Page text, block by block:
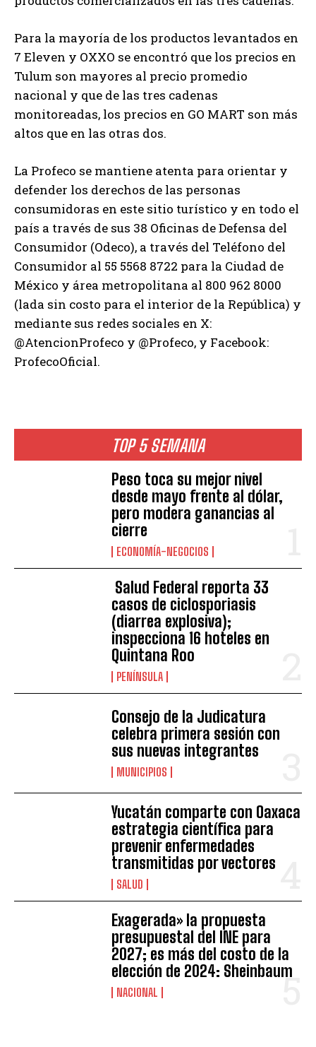
TOP 5 SEMANA
Peso toca su mejor nivel
desde mayo frente al dólar,
pero modera ganancias al
cierre
ECONOMÍA-NEGOCIOS
Salud Federal reporta 33
casos de ciclosporiasis
(diarrea explosiva);
inspecciona 16 hoteles en
Quintana Roo
PENÍNSULA
Consejo de la Judicatura
celebra primera sesión con
sus nuevas integrantes
MUNICIPIOS
Yucatán comparte con Oaxaca
estrategia científica para
prevenir enfermedades
transmitidas por vectores
SALUD
Exagerada» la propuesta
presupuestal del INE para
2027; es más del costo de la
elección de 2024: Sheinbaum
NACIONAL
Para la mayoría de los productos levantados en
7 Eleven y OXXO se encontró que los precios en
Tulum son mayores al precio promedio
nacional y que de las tres cadenas
monitoreadas, los precios en GO MART son más
altos que en las otras dos.
La Profeco se mantiene atenta para orientar y
defender los derechos de las personas
consumidoras en este sitio turístico y en todo el
país a través de sus 38 Oficinas de Defensa del
Consumidor (Odeco), a través del Teléfono del
Consumidor al 55 5568 8722 para la Ciudad de
México y área metropolitana al 800 962 8000
(lada sin costo para el interior de la República) y
mediante sus redes sociales en X:
@AtencionProfeco y @Profeco, y Facebook:
ProfecoOficial.